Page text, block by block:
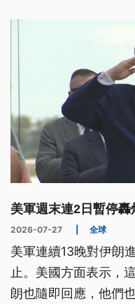
美軍週末連2日暫停
2026-07-27 全球
美軍連續13晚對伊朗
止。美國方面表示，
朗也隨即回應，他們